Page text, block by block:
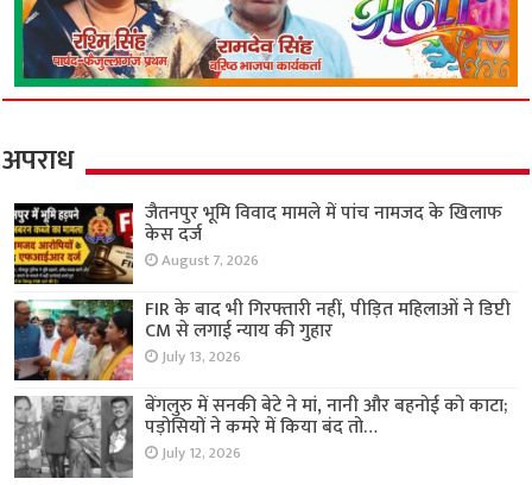
अपराध
जैतनपुर भूमि विवाद मामले में पांच नामजद के खिलाफ
केस दर्ज
August 7, 2026
FIR के बाद भी गिरफ्तारी नहीं, पीड़ित महिलाओं ने डिप्टी
CM से लगाई न्याय की गुहार
July 13, 2026
बेंगलुरु में सनकी बेटे ने मां, नानी और बहनोई को काटा;
पड़ोसियों ने कमरे में किया बंद तो…
July 12, 2026